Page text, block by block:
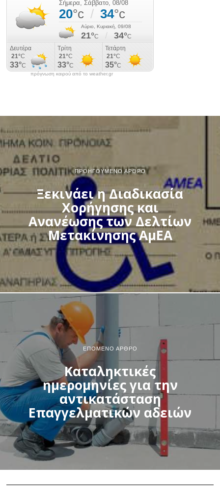
πρόγνωση καιρού από το weather.gr
ΠΡΟΗΓΟΎΜΕΝΟ ΆΡΘΡΟ
Ξεκινάει η Διαδικασία
Χορήγησης και
Ανανέωσης των Δελτίων
Μετακίνησης ΑμEΑ
ΕΠΌΜΕΝΟ ΆΡΘΡΟ
Καταληκτικές
ημερομηνίες για την
αντικατάσταση
Επαγγελματικών αδειών